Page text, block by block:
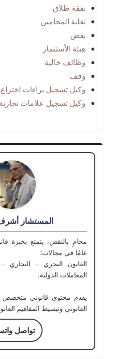
نفقة طلاق
نقابة المحامين
نقض
هيئة الأستثمار
وظائف خالية
وقف
وكيل تسجيل براءات اختراع
وكيل تسجيل علامات تجارية
المستشار
عامًا في مجالات:
القانون البحري – التجاري
المعاملات الدولية.
يقدم محتوى قانوني
القانوني وتبسيط المفاهيم
تواصل